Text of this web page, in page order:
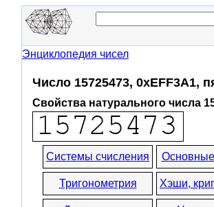
Энциклопедия чисел
Число 15725473, 0xEFF3A1,
Свойства натурального числа
Системы счисления Основные
Тригонометрия Хэши,